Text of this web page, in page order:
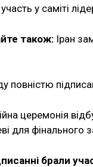
у саміті
також: Іран
повністю
церемонія
для фінального
брали